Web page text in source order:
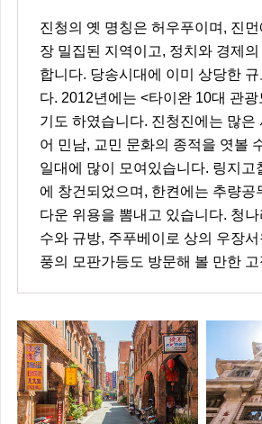
진청의 옛 명칭은 허우푸이며, 진
장 밀집된 지역이고, 정치와 경제
합니다. 당송시대에 이미 상당한 규
다. 2012년에는 <타이완 10대 관광
기도 하였습니다. 진청진에는 많은
어 민남, 교민 문화의 종적을 엿볼
일대에 많이 모여있습니다. 링지고
에 창건되었으며, 한켠에는 추량공
다운 위용을 뽐내고 있습니다. 청
수와 규방, 주푸베이로 상의 우장
풍의 모판가등도 방문해 볼 만한